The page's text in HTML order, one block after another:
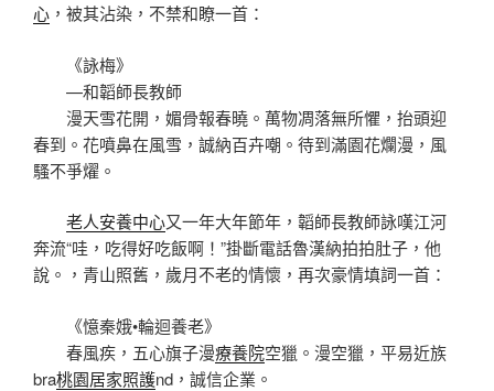
心 ，被其沾染，不禁和瞭一首：
《詠梅》
—和韜師長教師
漫天雪花開，媚骨報春曉。萬物凋落無所懼，抬頭迎
春到。花噴鼻在風雪，誠納百卉嘲。待到滿園花爛漫，風
騷不爭燿。
老人安養中心又一年大年節年，韜師長教師詠嘆江河
奔流“哇，吃得好吃飯啊！”掛斷電話魯漢納拍拍肚子，他
說。，青山照舊，歲月不老的情懷，再次豪情填詞一首：
《憶秦娥•輪迴養老》
春風疾，五心旗子漫療養院空獵。漫空獵，平易近族
bra桃園居家照護nd，誠信企業。